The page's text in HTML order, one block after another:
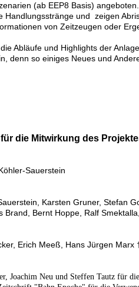
(ab EEP8 Basis) angeboten.
Handlungsstränge und zeigen
von Zeitzeugen oder
Abläufe und Highlights der Anlage.
denn so einiges Neues und
die Mitwirkung des
Sauerstein
Karsten Gruner, Stefan
Bernt Hoppe, Ralf
Erich Meeß, Hans Jürgen Marx
Joachim Neu und Steffen Tautz für